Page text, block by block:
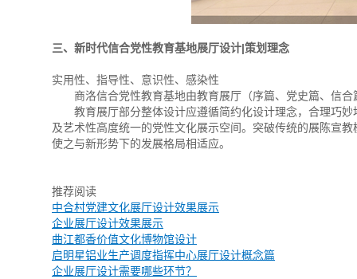
三、新时代信合党性教育基地展厅设计|策划理念
实用性、指导性、意识性、感染性
商洛信合党性教育基地由教育展厅（序篇、党史篇、信合
教育展厅部分整体设计应遵循简约化设计理念，合理巧妙
及艺术性高度统一的党性文化展示空间。突破传统的展陈宣
使之与新形势下的发展格局相适应。
推荐阅读
中合村党建文化展厅设计效果展示
企业展厅设计效果展示
曲江都香价值文化博物馆设计
启明星铝业生产调度指挥中心展厅设计概念篇
企业展厅设计需要哪些环节？